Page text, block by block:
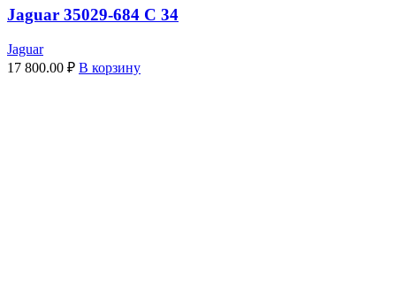
Jaguar 35029-684 C 34
Jaguar
17 800.00 ₽ В корзину